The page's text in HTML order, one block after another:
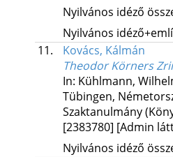
Nyilvános idéző
Nyilvános
11.
Kovács, Kálmán
Theodor Körners
In: Kühlmann,
Tübingen,
Szaktanulmány
[2383780] [Admin
Nyilvános idéző